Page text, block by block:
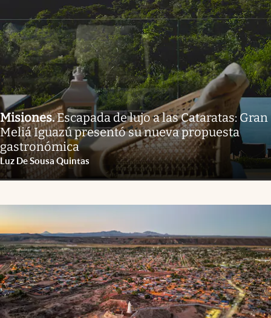
Misiones.Escapada de lujo a las Cataratas: Gran
Meliá Iguazú presentó su nueva propuesta
gastronómica
Luz De Sousa Quintas